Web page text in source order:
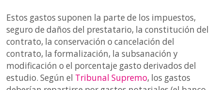
Estos gastos suponen la parte de los impuestos,
seguro de daños del prestatario, la constitución del
contrato, la conservación o cancelación del
contrato, la formalización, la subsanación y
modificación o el porcentaje gasto derivados del
estudio. Según el Tribunal Supremo, los gastos